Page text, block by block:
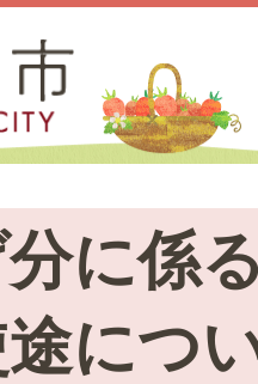
に係
につ